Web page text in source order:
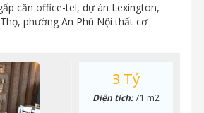
căn office-tel, dự án Lexington,
phường An Phú Nội thất cơ
3 Tỷ
Diện tích:71 m2